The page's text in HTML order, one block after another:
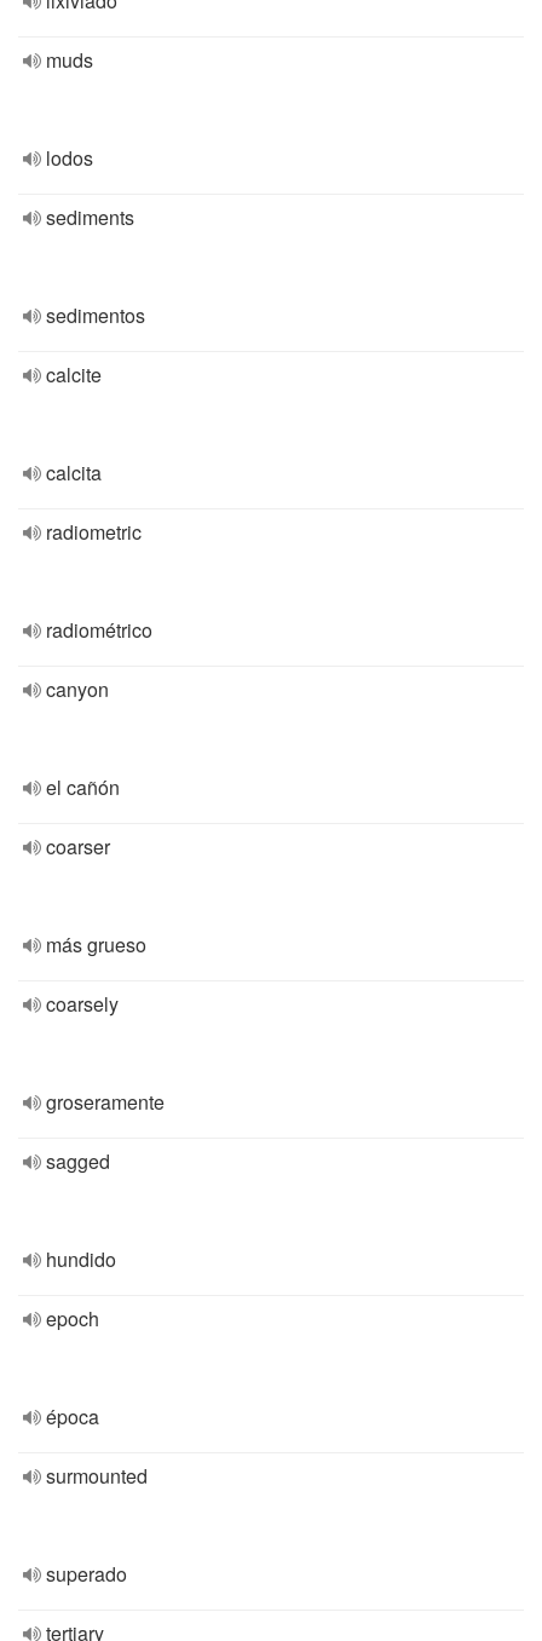
muds
lodos
sediments
sedimentos
calcite
calcita
radiometric
radiométrico
canyon
el cañón
coarser
más grueso
coarsely
groseramente
sagged
hundido
epoch
época
surmounted
superado
tertiary